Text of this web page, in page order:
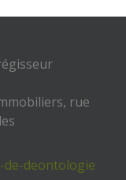
rue
de-deontologie